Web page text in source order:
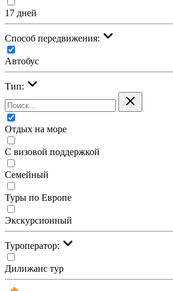
17 дней
Cпособ передвижения:
Автобус
Тип:
Отдых на море
С визовой поддержкой
Семейный
Туры по Европе
Экскурсионный
Туроператор:
Дилижанс тур